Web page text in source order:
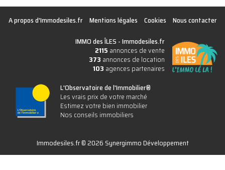
A propos d'Immodesiles.fr Mentions légales Cookies
Nous contacter
IMMO des ÎLES -Immodesiles.fr
2115 annonces de vente
373 annonces de location
103 agences partenaires
L'Observatoire de l'Immobilier®
Les vrais prix de votre marché
Estimez votre bien immobilier
Nos conseils immobiliers
Immodesiles.fr © 2026 Synergimmo Développement